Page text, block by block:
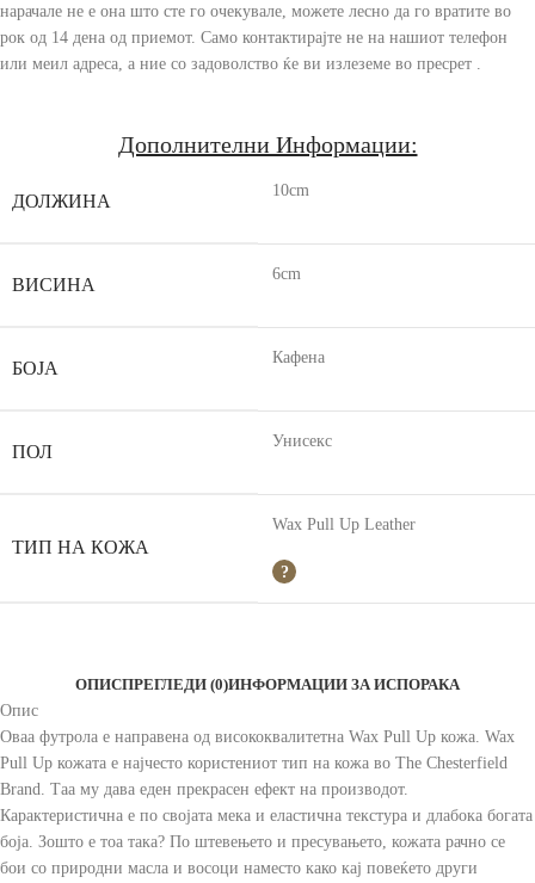
нарачале не е она што сте го очекувале, можете лесно да го вратите во
рок од 14 дена од приемот. Само контактирајте не на нашиот телефон
или меил адреса, а ние со задоволство ќе ви излеземе во пресрет .
Дополнителни Информации:
ДОЛЖИНА
10cm
ВИСИНА
6cm
БОЈА
Кафена
ПОЛ
Унисекс
ТИП НА КОЖА
Wax Pull Up Leather
ОПИСПРЕГЛЕДИ (0)ИНФОРМАЦИИ ЗА ИСПОРАКА
Опис
Оваа футрола е направена од висококвалитетна Wax Pull Up кожа. Wax
Pull Up кожата е најчесто користениот тип на кожа во The Chesterfield
Brand. Таа му дава еден прекрасен ефект на производот.
Карактеристична е по својата мека и еластична текстура и длабока богата
боја. Зошто е тоа така? По штевењето и пресувањето, кожата рачно се
бои со природни масла и восоци наместо како кај повеќето други